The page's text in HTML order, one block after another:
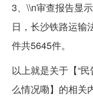
3、\\n审查报告显
日，长沙铁路运输
件共5645件。
以上就是关于【“
么情况嘞】的相关